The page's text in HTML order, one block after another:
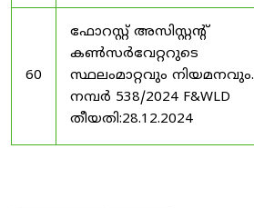
60
ഫോറസ്റ്റ് അസിസ്റ്റൻ്റ്
കൺസർവേറ്ററുടെ
സ്ഥലംമാറ്റവും നിയമനവും.
നമ്പർ 538/2024 F&WLD
തീയതി:28.12.2024